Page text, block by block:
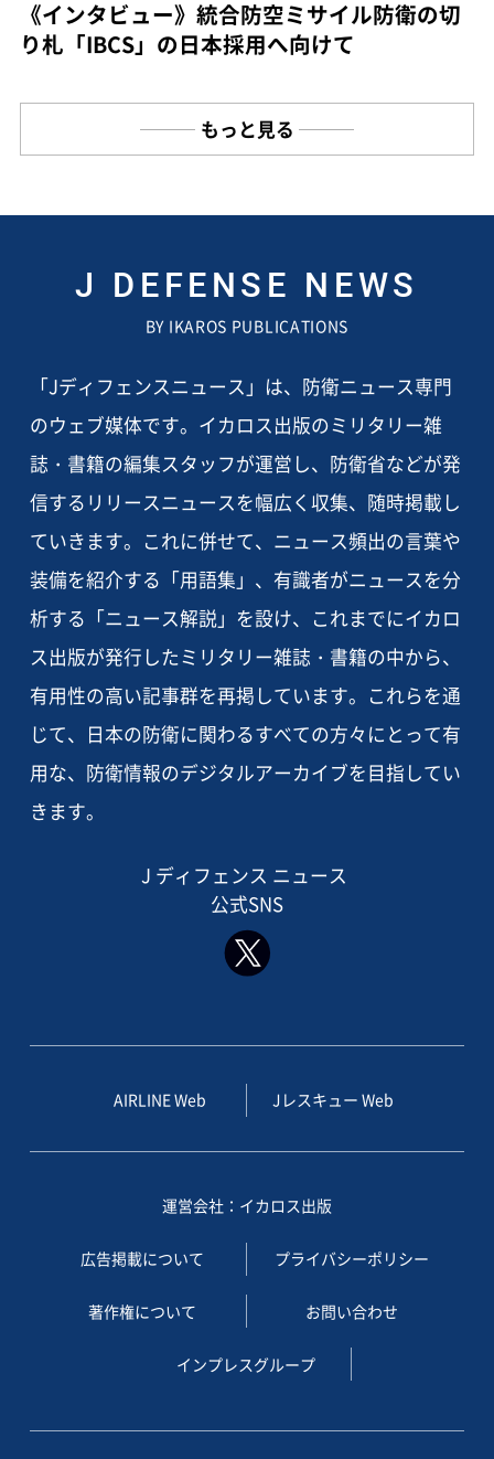
《インタビュー》統合防空ミサイル防衛の切
り札「IBCS」の日本採用へ向けて
もっと見る
J DEFENSE NEWS
BY IKAROS PUBLICATIONS
「Jディフェンスニュース」は、防衛ニュース専門
のウェブ媒体です。イカロス出版のミリタリー雑
誌・書籍の編集スタッフが運営し、防衛省などが発
信するリリースニュースを幅広く収集、随時掲載し
ていきます。これに併せて、ニュース頻出の言葉や
装備を紹介する「用語集」、有識者がニュースを分
析する「ニュース解説」を設け、これまでにイカロ
ス出版が発行したミリタリー雑誌・書籍の中から、
有用性の高い記事群を再掲しています。これらを通
じて、日本の防衛に関わるすべての方々にとって有
用な、防衛情報のデジタルアーカイブを目指してい
きます。
J ディフェンス ニュース
公式SNS
AIRLINE Web Jレスキュー Web
運営会社：イカロス出版
広告掲載について プライバシーポリシー
著作権について お問い合わせ
インプレスグループ